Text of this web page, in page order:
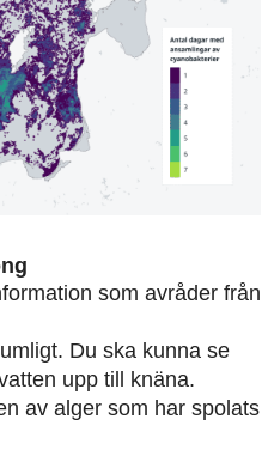
som avråder från
Du ska kunna se
upp till knäna.
av alger som har spolats